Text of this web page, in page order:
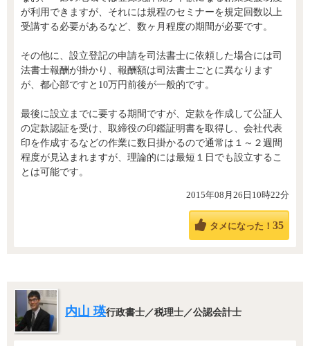
が利用できますが、それには規程のセミナーを規定回数以上
受講する必要があるなど、数ヶ月程度の期間が必要です。
その他に、設立登記の申請を司法書士に依頼した場合には司
法書士報酬が掛かり、報酬額は司法書士ごとに異なります
が、都心部ですと10万円前後が一般的です。
最後に設立までに要する期間ですが、定款を作成して公証人
の定款認証を受け、取締役の印鑑証明書を取得し、会社代表
印を作成するなどの作業に数日掛かるので通常は１～２週間
程度が見込まれますが、理論的には最短１日でも設立するこ
とは可能です。
2015年08月26日10時22分
タメになった！ 35
内山 瑛行政書士／税理士／公認会計士